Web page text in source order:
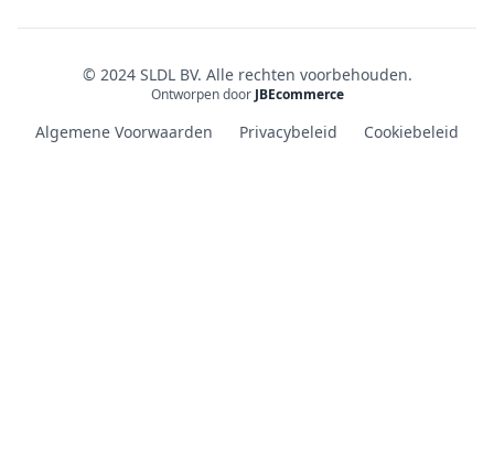
© 2024 SLDL BV. Alle rechten voorbehouden.
Ontworpen door JBEcommerce
Algemene Voorwaarden Privacybeleid Cookiebeleid